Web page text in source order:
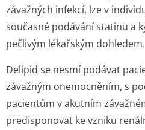
závažných infekcí, lze v
současné podávání statinu a
pečlivým lékařským dohledem.
Delipid se nesmí podávat
závažným onemocněním, s
pacientům v akutním
predisponovat ke vzniku